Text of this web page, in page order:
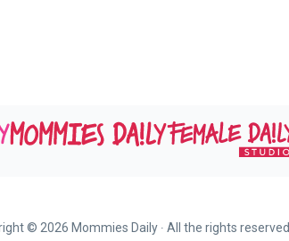
© 2026 Mommies Daily ∙ All the rights reserved